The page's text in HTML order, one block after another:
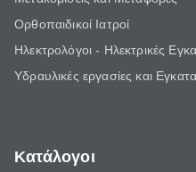
Ορθοπαιδικοί Ιατροί
Ηλεκτρολόγοι - Ηλεκτρικές
Υδραυλικές εργασίες και
Κατάλογοι